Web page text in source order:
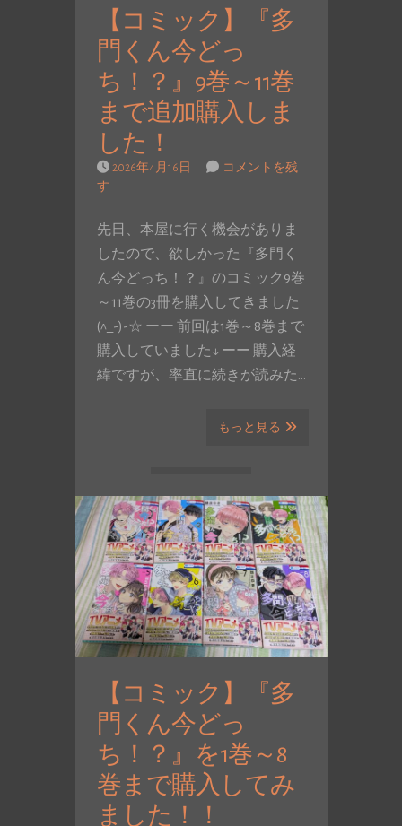
【コミック】『多
門くん今どっ
ち！？』9巻～11巻
まで追加購入しま
した！
2026年4月16日
コメントを残
す
先日、本屋に行く機会がありま
したので、欲しかった『多門く
ん今どっち！？』のコミック9巻
～11巻の3冊を購入してきました
(^_-)-☆ ーー 前回は1巻～8巻まで
購入していました↓ ーー 購入経
緯ですが、率直に続きが読みた…
もっと見る
【コミック】『多
門くん今どっ
ち！？』を1巻～8
巻まで購入してみ
ました！！